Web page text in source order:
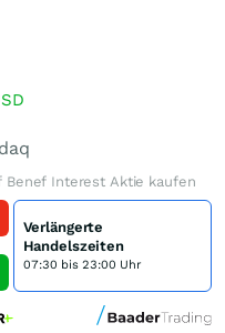
Benef Interest Aktie kaufen
Verlängerte
Handelszeiten
07:30 bis 23:00 Uhr